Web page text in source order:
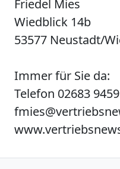
Friedel Mies
Wiedblick 14b
53577 Neustadt/
Immer für Sie da:
Telefon 02683